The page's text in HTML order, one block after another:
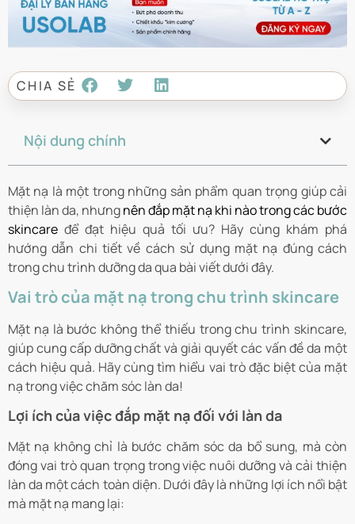
CHIA SẺ
Nội dung chính
Mặt nạ là một trong những sản phẩm quan trọng giúp cải
thiện làn da, nhưngnên đắp mặt nạ khi nào trong các bước
skincare để đạt hiệu quả tối ưu? Hãy cùng khám phá
hướng dẫn chi tiết về cách sử dụng mặt nạ đúng cách
trong chu trình dưỡng da qua bài viết dưới đây.
Vai trò của mặt nạ trong chu trình skincare
Mặt nạ là bước không thể thiếu trong chu trình skincare,
giúp cung cấp dưỡng chất và giải quyết các vấn đề da một
cách hiệu quả. Hãy cùng tìm hiểu vai trò đặc biệt của mặt
nạ trong việc chăm sóc làn da!
Lợi ích của việc đắp mặt nạ đối với làn da
Mặt nạ không chỉ là bước chăm sóc da bổ sung, mà còn
đóng vai trò quan trọng trong việc nuôi dưỡng và cải thiện
làn da một cách toàn diện. Dưới đây là những lợi ích nổi bật
mà mặt nạ mang lại: